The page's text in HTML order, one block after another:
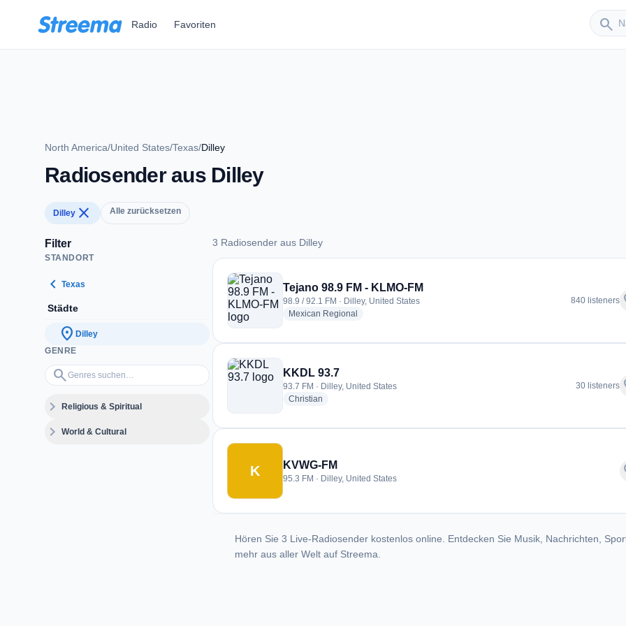
Radio Favoriten search
Sender
North America/United States/Texas/Dilley
Radiosender aus Dilley
Dilley close Alle zurücksetzen
Filter
STANDORT
chevron_left Texas
Städte
location_on Dilley
GENRE
search
Genres suchen…
expand_moreReligious & Spiritual
expand_moreWorld & Cultural
3 Radiosender aus Dilley
3 Radiosender aus Dilley
Tejano 98.9 FM - KLMO-FM
98.9 / 92.1 FM · Dilley, United States
Mexican Regional
840 listeners
KKDL 93.7
93.7 FM · Dilley, United States
Christian
30 listeners
K KVWG-FM
95.3 FM · Dilley, United States
Hören Sie 3 Live-Radiosender kostenlos online. Entdecken Sie Musik, Nachrichten,
mehr aus aller Welt auf Streema.